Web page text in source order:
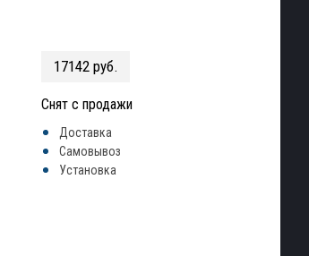
17142 руб.
Снят с продажи
Доставка
Самовывоз
Установка